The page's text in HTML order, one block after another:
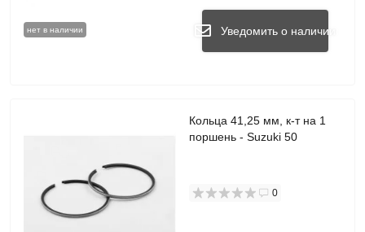
нет в наличии Уведомить о наличии
Кольца 41,25 мм, к-т на 1
поршень - Suzuki 50
0